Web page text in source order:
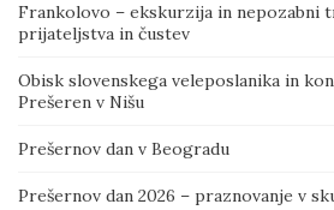
Frankolovo – ekskurzija in nepozabni
prijateljstva in čustev
Obisk slovenskega veleposlanika in
Prešeren v Nišu
Prešernov dan v Beogradu
Prešernov dan 2026 – praznovanje v